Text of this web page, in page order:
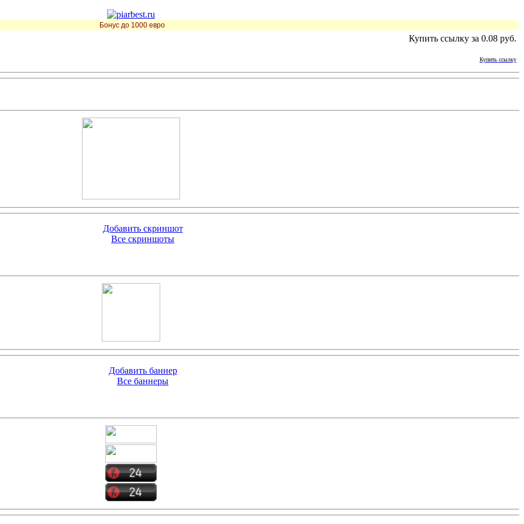
Бонус до 1000 евро
Купить ссылку за 0.08 руб.
Купить ссылку
Добавить скриншот
Все скриншоты
Добавить баннер
Все баннеры